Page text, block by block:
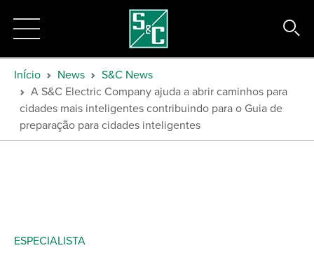
Início News
S&C News
A S&C Electric Company ajuda a abrir caminhos para
cidades mais inteligentes contribuindo para o Guia de
preparação para cidades inteligentes
ESPECIALISTA